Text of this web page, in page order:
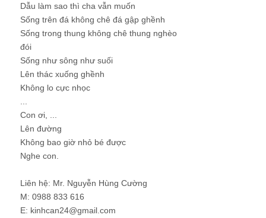
Dẫu làm sao thì cha vẫn muốn
Sống trên đá không chê đá gập ghềnh
Sống trong thung không chê thung nghèo
đói
Sống như sông như suối
Lên thác xuống ghềnh
Không lo cực nhọc
Con ơi, ...
Lên đường
Không bao giờ nhỏ bé được
Nghe con.
Liên hệ: Mr. Nguyễn Hùng Cường
M: 0988 833 616
E: kinhcan24@gmail.com